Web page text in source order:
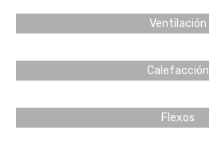
Ventilación
Calefacción
Flexos